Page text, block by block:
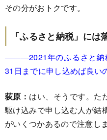
その分がおトクです。
「ふるさと納税」には
―――2021年のふるさと納
31日までに申し込めば良い
荻原： はい、そうです。た
駆け込みで申し込む人が結
がいくつかあるので注意し